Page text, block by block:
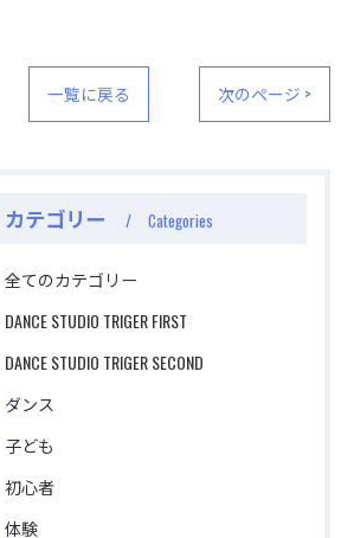
一覧に戻る 次のページ >
カテゴリー Categories
全てのカテゴリー
DANCE STUDIO TRIGER FIRST
DANCE STUDIO TRIGER SECOND
ダンス
子ども
初心者
体験